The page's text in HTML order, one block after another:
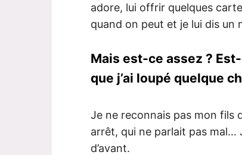
adore, lui offrir quelques
quand on peut et je lui dis un
Mais est-ce assez ?
que j’ai loupé quelque
Je ne reconnais pas mon fils
arrêt, qui ne parlait pas mal…
d’avant.